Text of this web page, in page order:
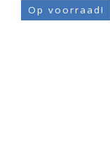
Op voorraad!